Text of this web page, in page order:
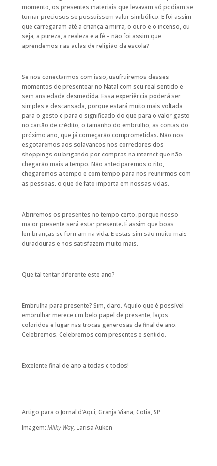
momento, os presentes materiais que levavam só podiam se
tornar preciosos se possuíssem valor simbólico. E foi assim
que carregaram até a criança a mirra, o ouro e o incenso, ou
seja, a pureza, a realeza e a fé – não foi assim que
aprendemos nas aulas de religião da escola?
Se nos conectarmos com isso, usufruiremos desses
momentos de presentear no Natal com seu real sentido e
sem ansiedade desmedida. Essa experiência poderá ser
simples e descansada, porque estará muito mais voltada
para o gesto e para o significado do que para o valor gasto
no cartão de crédito, o tamanho do embrulho, as contas do
próximo ano, que já começarão comprometidas. Não nos
esgotaremos aos solavancos nos corredores dos
shoppings ou brigando por compras na internet que não
chegarão mais a tempo. Não anteciparemos o rito,
chegaremos a tempo e com tempo para nos reunirmos com
as pessoas, o que de fato importa em nossas vidas.
Abriremos os presentes no tempo certo, porque nosso
maior presente será estar presente. É assim que boas
lembranças se formam na vida. E estas sim são muito mais
duradouras e nos satisfazem muito mais.
Que tal tentar diferente este ano?
Embrulha para presente? Sim, claro. Aquilo que é possível
embrulhar merece um belo papel de presente, laços
coloridos e lugar nas trocas generosas de final de ano.
Celebremos. Celebremos com presentes e sentido.
Excelente final de ano a todas e todos!
Artigo para o Jornal d’Aqui, Granja Viana, Cotia, SP
Imagem: Milky Way, Larisa Aukon